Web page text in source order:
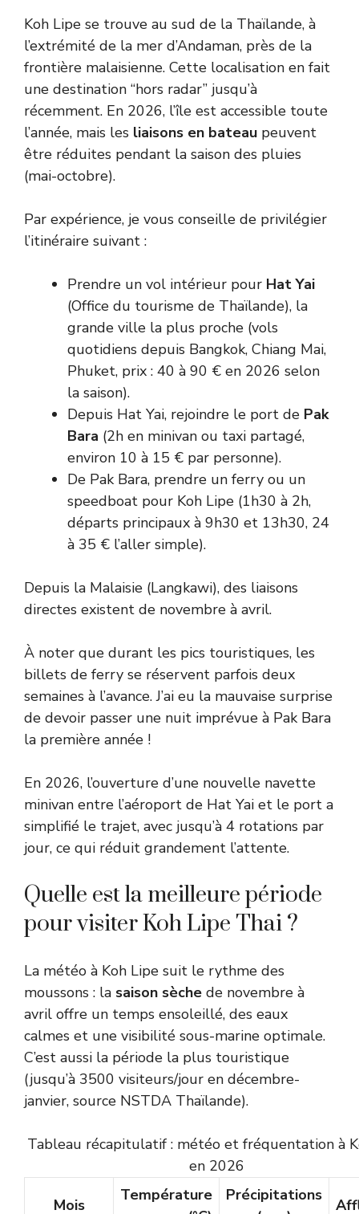
Koh Lipe se trouve au sud de la Thaïlande, à
l’extrémité de la mer d’Andaman, près de la
frontière malaisienne. Cette localisation en fait
une destination “hors radar” jusqu’à
récemment. En 2026, l’île est accessible toute
l’année, mais les liaisons en bateau peuvent
être réduites pendant la saison des pluies
(mai-octobre).
Par expérience, je vous conseille de privilégier
l’itinéraire suivant :
Prendre un vol intérieur pour Hat Yai
(Office du tourisme de Thaïlande), la
grande ville la plus proche (vols
quotidiens depuis Bangkok, Chiang Mai,
Phuket, prix : 40 à 90 € en 2026 selon
la saison).
Depuis Hat Yai, rejoindre le port de Pak
Bara (2h en minivan ou taxi partagé,
environ 10 à 15 € par personne).
De Pak Bara, prendre un ferry ou un
speedboat pour Koh Lipe (1h30 à 2h,
départs principaux à 9h30 et 13h30, 24
à 35 € l’aller simple).
Depuis la Malaisie (Langkawi), des liaisons
directes existent de novembre à avril.
À noter que durant les pics touristiques, les
billets de ferry se réservent parfois deux
semaines à l’avance. J’ai eu la mauvaise surprise
de devoir passer une nuit imprévue à Pak Bara
la première année !
En 2026, l’ouverture d’une nouvelle navette
minivan entre l’aéroport de Hat Yai et le port a
simplifié le trajet, avec jusqu’à 4 rotations par
jour, ce qui réduit grandement l’attente.
Quelle est la meilleure période
pour visiter Koh Lipe Thai ?
La météo à Koh Lipe suit le rythme des
moussons : la saison sèche de novembre à
avril offre un temps ensoleillé, des eaux
calmes et une visibilité sous-marine optimale.
C’est aussi la période la plus touristique
(jusqu’à 3500 visiteurs/jour en décembre-
janvier, source NSTDA Thaïlande).
Tableau récapitulatif : météo et fréquentation à
en 2026
Mois
Température
Précipitations